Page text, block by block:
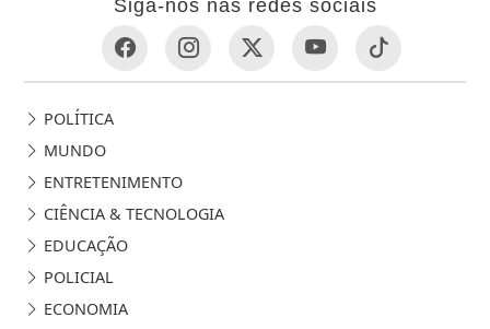
Siga-nos nas redes sociais
POLÍTICA
MUNDO
ENTRETENIMENTO
CIÊNCIA & TECNOLOGIA
EDUCAÇÃO
POLICIAL
ECONOMIA